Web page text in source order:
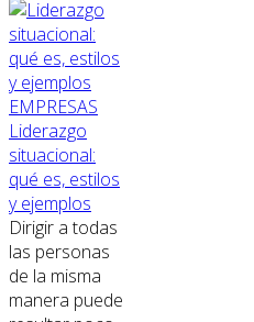
EMPRESAS
Liderazgo
situacional:
qué es, estilos
y ejemplos
Dirigir a todas
las personas
de la misma
manera puede